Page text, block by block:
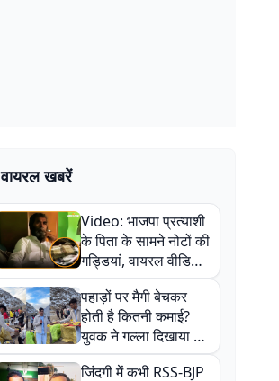
वायरल खबरें
Video: भाजपा प्रत्याशी
के पिता के सामने नोटों की
गड्डियां, वायरल वीडियो
से राजनीति में उबाल,
अजित महतो बोले- TMC
की गंदी चाल
पहाड़ों पर मैगी बेचकर
होती है कितनी कमाई?
युवक ने गल्ला दिखाया तो
नौकरी वालों के खड़े हो गए
कान
जिंदगी में कभी RSS-BJP